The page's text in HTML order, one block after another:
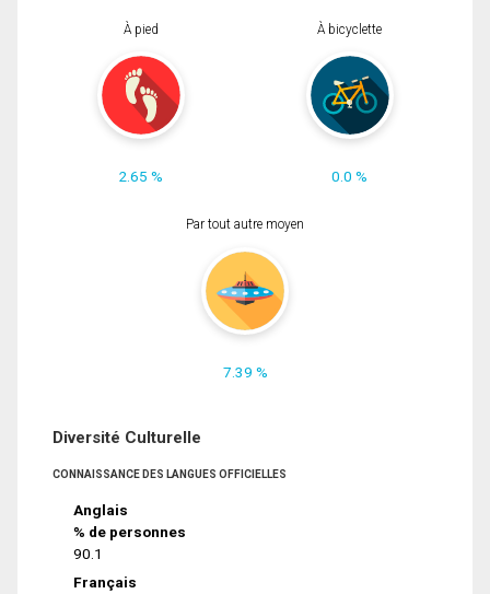
À pied
2.65 %
À bicyclette
0.0 %
Par tout autre moyen
7.39 %
Diversité Culturelle
CONNAISSANCE DES LANGUES OFFICIELLES
Anglais
% de personnes
90.1
Français